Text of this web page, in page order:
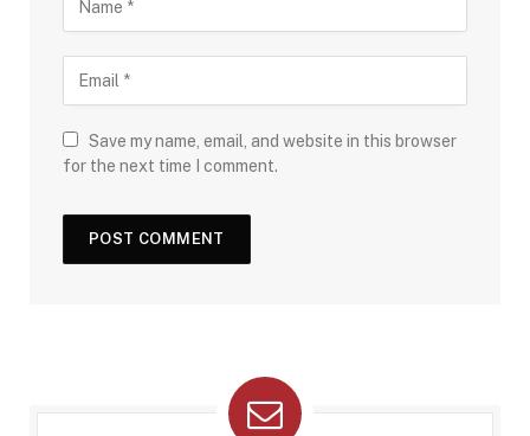
Save my name, email, and website in this browser
for the next time I comment.